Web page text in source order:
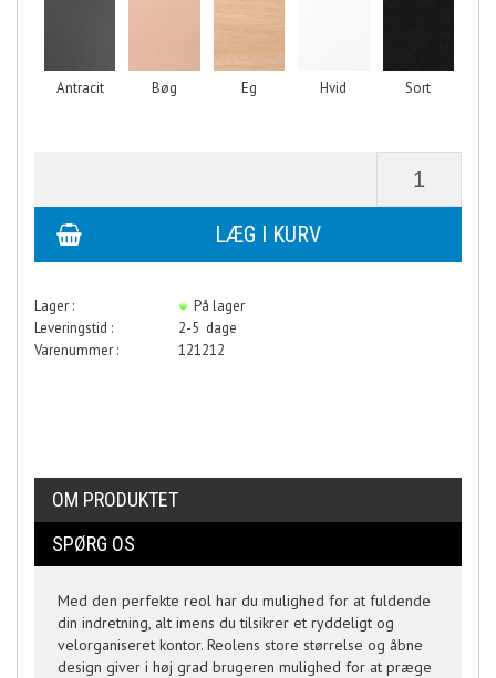
Antracit Bøg Eg Hvid Sort
Lager :
På lager
Leveringstid :
2-5 dage
Varenummer :
121212
OM PRODUKTET
SPØRG OS
Med den perfekte reol har du mulighed for at fuldende
din indretning, alt imens du tilsikrer et ryddeligt og
velorganiseret kontor. Reolens store størrelse og åbne
design giver i høj grad brugeren mulighed for at præge